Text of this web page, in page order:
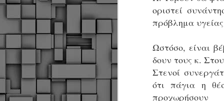
οριστεί
πρόβλημα
Ωστόσο, είναι
δουν τους κ.
Στενοί
ότι πάγια η